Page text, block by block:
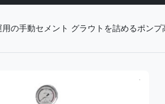
の手動セメント グラウトを詰めるポンプ